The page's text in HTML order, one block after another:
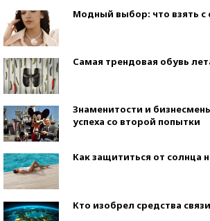
Модный выбор: что взять с
Самая трендовая обувь
Знаменитости и
успеха со второй попытки
Как защититься от солнца
Кто изобрел средства